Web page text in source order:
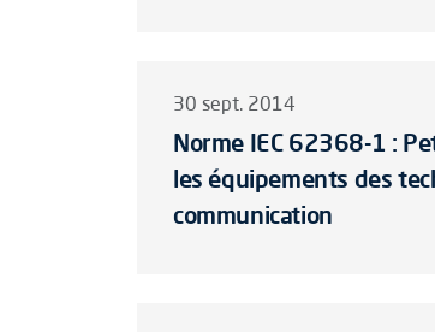
30 sept. 2014
Norme IEC 62368-1 :
les équipements des
communication